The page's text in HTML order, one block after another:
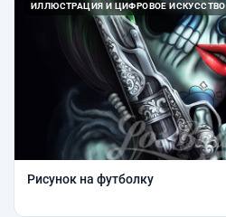
ИЛЛЮСТРАЦИЯ И ЦИФРОВОЕ ИСКУССТВО
Рисунок на футболку